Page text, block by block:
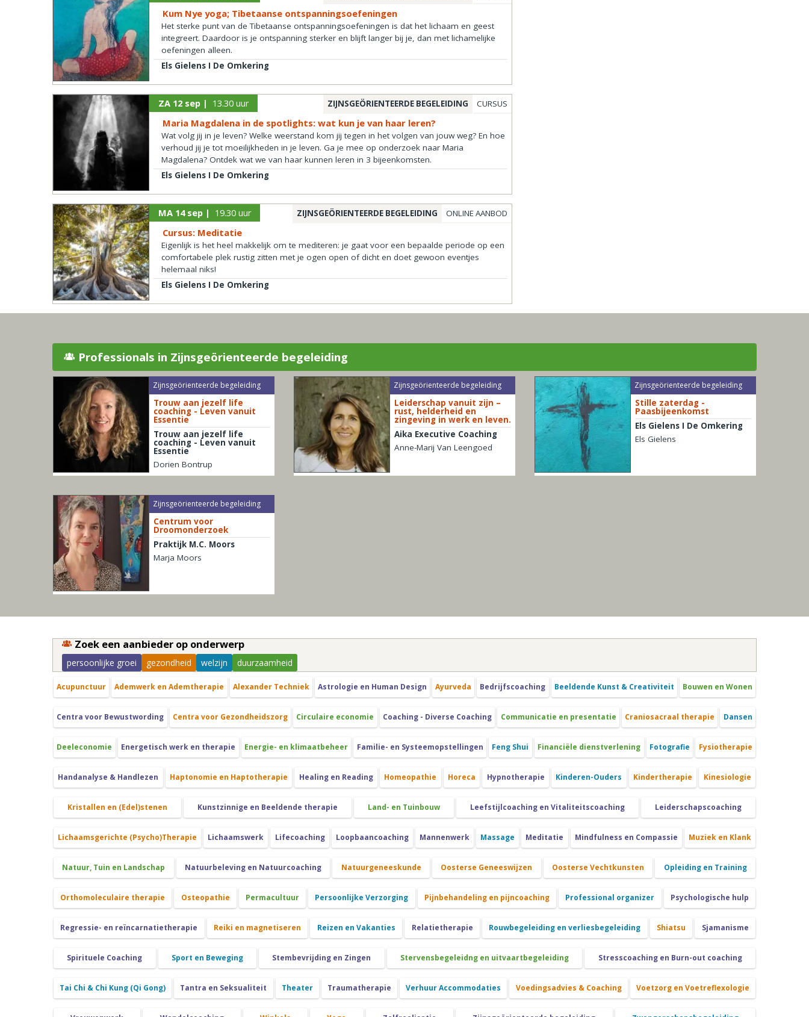
Kum Nye yoga; Tibetaanse ontspanningsoefeningen
Het sterke punt van de Tibetaanse ontspanningsoefeningen is dat het lichaam en geest
integreert. Daardoor is je ontspanning sterker en blijft langer bij je, dan met lichamelijke
oefeningen alleen.
Els Gielens I De Omkering
ZA 12 sep | 13.30 uur CURSUS
ZIJNSGEÖRIENTEERDE BEGELEIDING
Maria Magdalena in de spotlights: wat kun je van haar leren?
Wat volg jij in je leven? Welke weerstand kom jij tegen in het volgen van jouw weg? En hoe
verhoud jij je tot moeilijkheden in je leven. Ga je mee op onderzoek naar Maria
Magdalena? Ontdek wat we van haar kunnen leren in 3 bijeenkomsten.
Els Gielens I De Omkering
MA 14 sep | 19.30 uur ONLINE AANBOD
ZIJNSGEÖRIENTEERDE BEGELEIDING
Cursus: Meditatie
Eigenlijk is het heel makkelijk om te mediteren: je gaat voor een bepaalde periode op een
comfortabele plek rustig zitten met je ogen open of dicht en doet gewoon eventjes
helemaal niks!
Els Gielens I De Omkering
Professionals in Zijnsgeörienteerde begeleiding
Zijnsgeörienteerde begeleiding
Trouw aan jezelf life
coaching - Leven vanuit
Essentie
Trouw aan jezelf life
coaching - Leven vanuit
Essentie
Dorien Bontrup
Zijnsgeörienteerde begeleiding
Leiderschap vanuit zijn –
rust, helderheid en
zingeving in werk en leven.
Aika Executive Coaching
Anne-Marij Van Leengoed
Zijnsgeörienteerde begeleiding
Stille zaterdag -
Paasbijeenkomst
Els Gielens I De Omkering
Els Gielens
Zijnsgeörienteerde begeleiding
Centrum voor
Droomonderzoek
Praktijk M.C. Moors
Marja Moors
Zoek een aanbieder op onderwerp
persoonlijke groei gezondheid welzijn duurzaamheid
Acupunctuur Ademwerk en Ademtherapie Alexander Techniek Astrologie en Human Design Ayurveda Bedrijfscoaching Beeldende Kunst & Creativiteit Bouwen en Wonen
Centra voor Bewustwording Centra voor Gezondheidszorg Circulaire economie Coaching - Diverse Coaching Communicatie en presentatie Craniosacraal therapie Dansen
Deeleconomie Energetisch werk en therapie Energie- en klimaatbeheer Familie- en Systeemopstellingen Feng Shui Financiële dienstverlening Fotografie Fysiotherapie
Handanalyse & Handlezen Haptonomie en Haptotherapie Healing en Reading Homeopathie Horeca Hypnotherapie Kinderen-Ouders Kindertherapie Kinesiologie
Kristallen en (Edel)stenen Kunstzinnige en Beeldende therapie Land- en Tuinbouw Leefstijlcoaching en Vitaliteitscoaching Leiderschapscoaching
Lichaamsgerichte (Psycho)Therapie Lichaamswerk Lifecoaching Loopbaancoaching Mannenwerk Massage Meditatie Mindfulness en Compassie Muziek en Klank
Natuur, Tuin en Landschap Natuurbeleving en Natuurcoaching Natuurgeneeskunde Oosterse Geneeswijzen Oosterse Vechtkunsten Opleiding en Training
Orthomoleculaire therapie Osteopathie Permacultuur Persoonlijke Verzorging Pijnbehandeling en pijncoaching Professional organizer Psychologische hulp
Regressie- en reïncarnatietherapie Reiki en magnetiseren Reizen en Vakanties Relatietherapie Rouwbegeleiding en verliesbegeleiding Shiatsu Sjamanisme
Spirituele Coaching Sport en Beweging Stembevrijding en Zingen Stervensbegeleidng en uitvaartbegeleiding Stresscoaching en Burn-out coaching
Tai Chi & Chi Kung (Qi Gong) Tantra en Seksualiteit Theater Traumatherapie Verhuur Accommodaties Voedingsadvies & Coaching Voetzorg en Voetreflexologie